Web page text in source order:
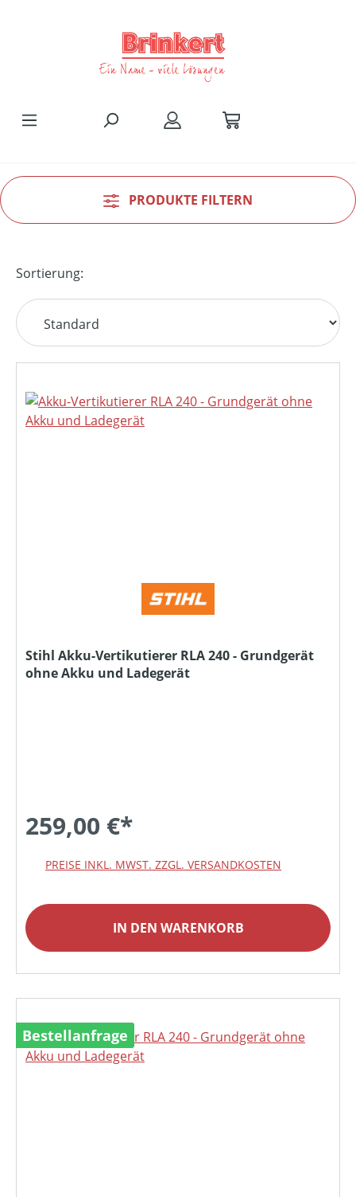
PRODUKTE FILTERN
Sortierung:
Stihl Akku-Vertikutierer RLA 240 - Grundgerät
ohne Akku und Ladegerät
259,00 €*
PREISE INKL. MWST. ZZGL. VERSANDKOSTEN
IN DEN WARENKORB
Bestellanfrage